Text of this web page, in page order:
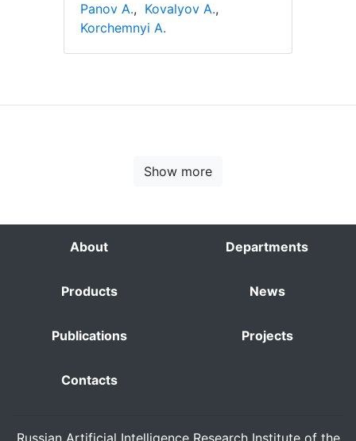
Panov A., Kovalyov A.,
Korchemnyi A.
Show more
About Departments
Products News
Publications Projects
Contacts
Russian Artificial Intelligence Research Institute of the